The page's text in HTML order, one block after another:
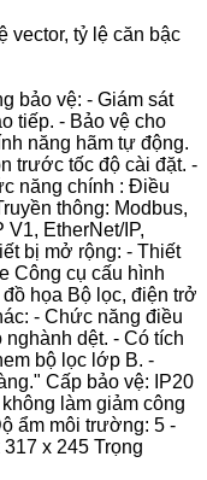
vector, tỷ lệ căn bậc
bảo vệ: - Giám sát
tiếp. - Bảo vệ cho
năng hãm tự động.
trước tốc độ cài đặt. -
năng chính : Điều
thông: Modbus,
EtherNet/IP,
bị mở rộng: - Thiết
Công cụ cấu hình
họa Bộ lọc, điện trở
- Chức năng điều
dệt. - Có tích
bộ lọc lớp B. -
Cấp bảo vệ: IP20
làm giảm công
ẩm môi trường: 5 -
x 245 Trọng